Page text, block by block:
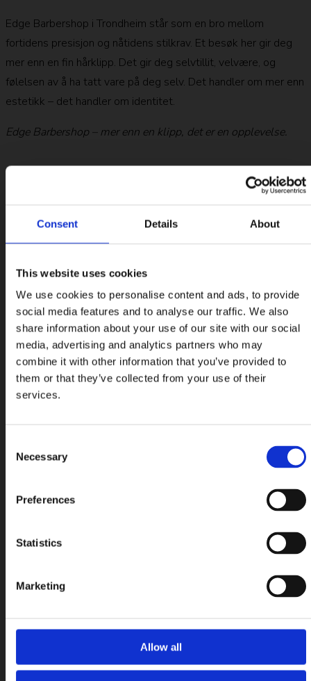
Consent Details About
This website uses cookies
We use cookies to personalise content and ads, to provide
social media features and to analyse our traffic. We also
share information about your use of our site with our social
media, advertising and analytics partners who may
combine it with other information that you’ve provided to
them or that they’ve collected from your use of their
services.
Selection
Necessary
Preferences
Statistics
Marketing
Allow all
Edge Barbershop i Trondheim står som en bro mellom
fortidens presisjon og nåtidens stilkrav. Et besøk her gir deg
mer enn en fin hårklipp. Det gir deg selvtillit, velvære, og
følelsen av å ha tatt vare på deg selv. Det handler om mer enn
estetikk – det handler om identitet.
Edge Barbershop – mer enn en klipp, det er en opplevelse.